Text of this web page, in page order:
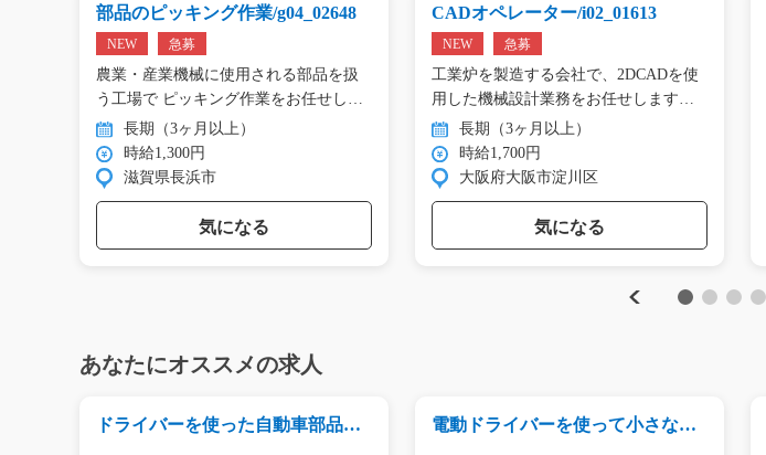
Previous
部品のピッキング作業/g04_02648
NEW 急募
農業・産業機械に使用される部品を扱
う工場で ピッキング作業をお任せし
ま… 長期（3ヶ月以上）
時給1,300円
滋賀県長浜市
気になる
CADオペレーター/i02_01613
NEW 急募
工業炉を製造する会社で、2DCADを使
用した機械設計業務をお任せします。
…
長期（3ヶ月以上）
時給1,700円
大阪府大阪市淀川区
気になる
あなたにオススメの求人
ドライバーを使った自動車部品の
電動ドライバーを使って小さな部